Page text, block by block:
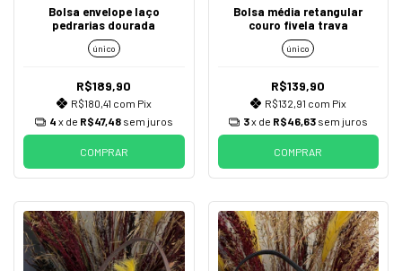
Bolsa envelope laço
pedrarias dourada
único
R$189,90
R$180,41 com Pix
4 x de R$47,48 sem juros
COMPRAR
Bolsa média retangular
couro fivela trava
único
R$139,90
R$132,91 com Pix
3x de R$46,63 sem juros
COMPRAR